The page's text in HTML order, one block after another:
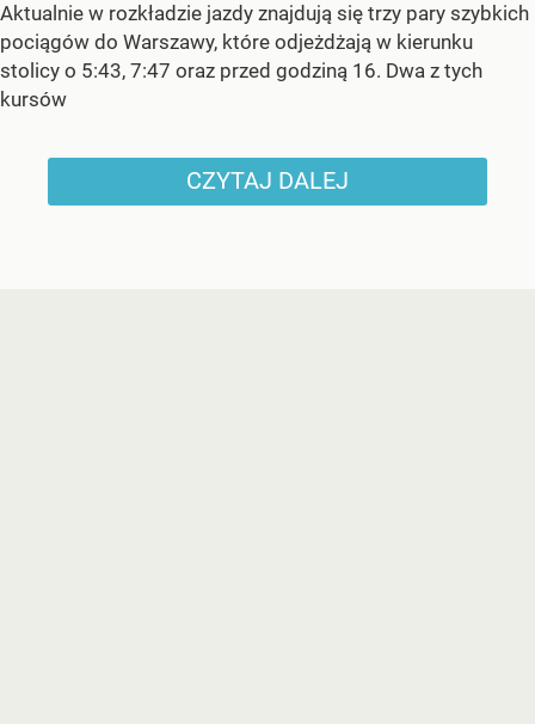
Aktualnie w rozkładzie jazdy znajdują się trzy pary szybkich
pociągów do Warszawy, które odjeżdżają w kierunku
stolicy o 5:43, 7:47 oraz przed godziną 16. Dwa z tych
kursów
CZYTAJ DALEJ